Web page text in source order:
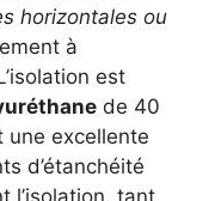
horizontales ou
à
est
de 40
une excellente
d’étanchéité
l’isolation, tant